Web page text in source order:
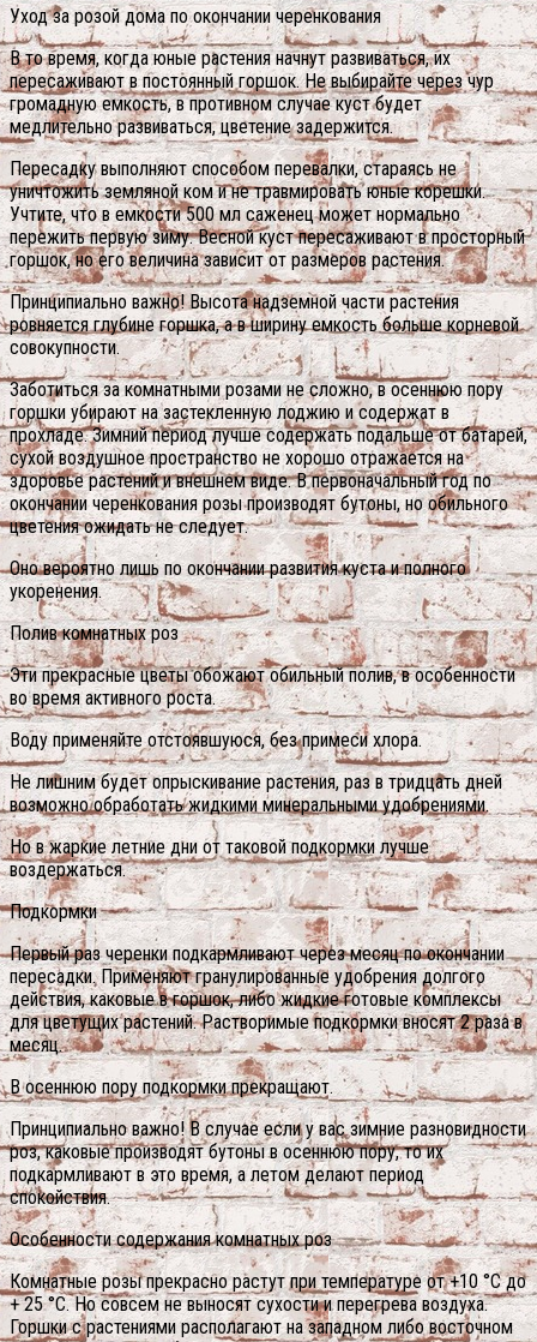
Уход за розой дома по окончании черенкования
В то время, когда юные растения начнут развиваться, их
пересаживают в постоянный горшок. Не выбирайте через чур
громадную емкость, в противном случае куст будет
медлительно развиваться, цветение задержится.
Пересадку выполняют способом перевалки, стараясь не
уничтожить земляной ком и не травмировать юные корешки.
Учтите, что в емкости 500 мл саженец может нормально
пережить первую зиму. Весной куст пересаживают в просторный
горшок, но его величина зависит от размеров растения.
Принципиально важно! Высота надземной части растения
ровняется глубине горшка, а в ширину емкость больше корневой
совокупности.
Заботиться за комнатными розами не сложно, в осеннюю пору
горшки убирают на застекленную лоджию и содержат в
прохладе. Зимний период лучше содержать подальше от батарей,
сухой воздушное пространство не хорошо отражается на
здоровье растений и внешнем виде. В первоначальный год по
окончании черенкования розы производят бутоны, но обильного
цветения ожидать не следует.
Оно вероятно лишь по окончании развития куста и полного
укоренения.
Полив комнатных роз
Эти прекрасные цветы обожают обильный полив, в особенности
во время активного роста.
Воду применяйте отстоявшуюся, без примеси хлора.
Не лишним будет опрыскивание растения, раз в тридцать дней
возможно обработать жидкими минеральными удобрениями.
Но в жаркие летние дни от таковой подкормки лучше
воздержаться.
Подкормки
Первый раз черенки подкармливают через месяц по окончании
пересадки. Применяют гранулированные удобрения долгого
действия, каковые в горшок, либо жидкие готовые комплексы
для цветущих растений. Растворимые подкормки вносят 2 раза в
месяц.
В осеннюю пору подкормки прекращают.
Принципиально важно! В случае если у вас зимние разновидности
роз, каковые производят бутоны в осеннюю пору, то их
подкармливают в это время, а летом делают период
спокойствия.
Особенности содержания комнатных роз
Комнатные розы прекрасно растут при температуре от +10 °С до
+ 25 °С. Но совсем не выносят сухости и перегрева воздуха.
Горшки с растениями располагают на западном либо восточном